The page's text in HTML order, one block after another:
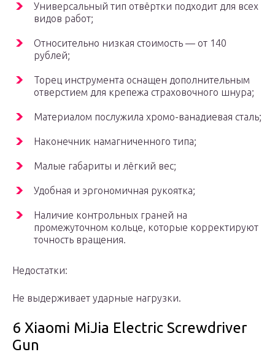
Универсальный тип отвёртки подходит для всех
видов работ;
Относительно низкая стоимость — от 140
рублей;
Торец инструмента оснащен дополнительным
отверстием для крепежа страховочного шнура;
Материалом послужила хромо-ванадиевая сталь;
Наконечник намагниченного типа;
Малые габариты и лёгкий вес;
Удобная и эргономичная рукоятка;
Наличие контрольных граней на
промежуточном кольце, которые корректируют
точность вращения.
Недостатки:
Не выдерживает ударные нагрузки.
6 Xiaomi MiJia Electric Screwdriver
Gun